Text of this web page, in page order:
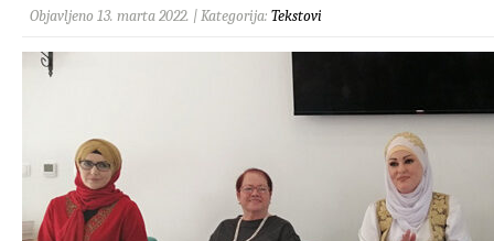
Objavljeno 13. marta 2022. | Kategorija: Tekstovi